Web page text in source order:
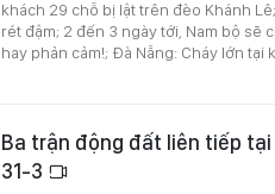
khách 29 chỗ bị lật trên đèo Khánh
rét đậm; 2 đến 3 ngày tới, Nam bộ sẽ
hay phản cảm!; Đà Nẵng: Cháy lớn tại
Ba trận động đất liên tiếp
31-3